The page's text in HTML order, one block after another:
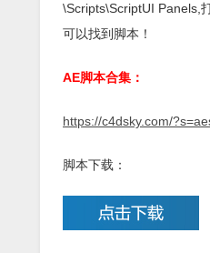
\Scripts\ScriptUI Panels,
可以找到脚本！
AE脚本合集：
https://c4dsky.com/
脚本下载：